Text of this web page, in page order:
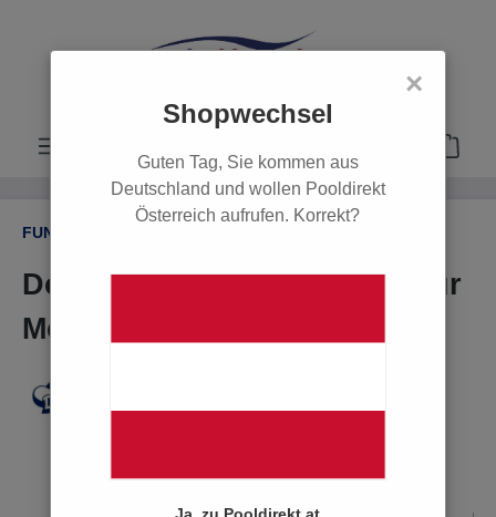
×
Shopwechsel
Guten Tag, Sie kommen aus
Deutschland und wollen Pooldirekt
Österreich aufrufen. Korrekt?
FUNDGRUBE / SCHNÄPPCHEN
Dolphin Kombibürste grün für
Moby
Bildergalerie überspringen